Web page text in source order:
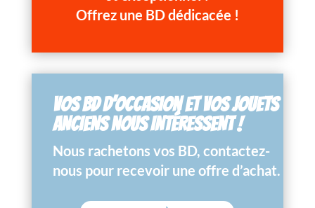
Offrez une BD dédicacée !
VOS BD D’OCCASION ET VOS JOUETS
ANCIENS NOUS INTÉRESSENT !
Nous rachetons vos BD, contactez-
nous pour recevoir une offre d’achat.